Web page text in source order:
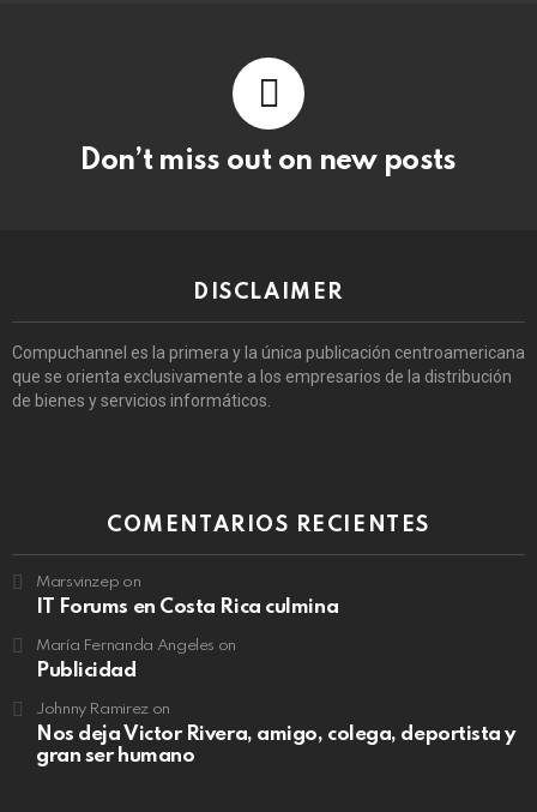
Don’t miss out on new posts
DISCLAIMER
Compuchannel es la primera y la única publicación centroamericana
que se orienta exclusivamente a los empresarios de la distribución
de bienes y servicios informáticos.
COMENTARIOS RECIENTES
Marsvinzep on
IT Forums en Costa Rica culmina
María Fernanda Angeles on
Publicidad
Johnny Ramirezon
Nos deja Victor Rivera, amigo, colega, deportista y
gran ser humano